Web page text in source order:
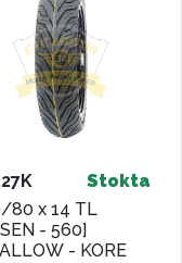
Stokta
80 x 14 TL
- 560]
- KORE